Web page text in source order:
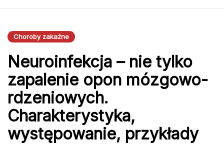
medycyny oraz
ratownictwa
Choroby zakaźne
Neuroinfekcja – nie tylko
zapalenie opon mózgowo-
rdzeniowych.
Charakterystyka,
występowanie, przykłady